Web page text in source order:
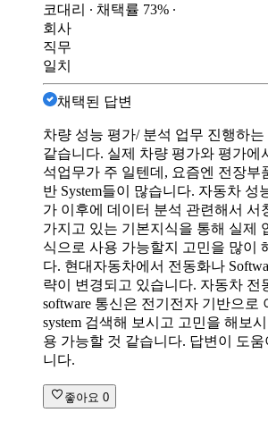
코대리 ∙ 채택률 73% ∙
회사
직무
일치
채택된 답변
차량 성능 평가/ 분석 업무 진행하
같습니다. 실제 차량 평가와 평가에
석업무가 주 일텐데, 요즘엔 전장부
반 System들이 많습니다. 자동차 성
가 이후에 데이터 분석 관련해서 서
가지고 있는 기본지식을 통해 실제
식으로 사용 가능할지 고민을 많이
다. 현대자동차에서 전동화나
략이 변경되고 있습니다. 자동차 전
software 통신은 전기전자 기반으로
system 검색해 보시고 고민을 해보
용 가능할 것 같습니다. 답변이 도
니다.
좋아요 0